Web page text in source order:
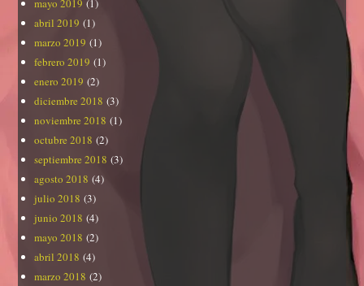
mayo 2019 (1)
abril 2019 (1)
marzo 2019 (1)
febrero 2019 (1)
enero 2019 (2)
diciembre 2018 (3)
noviembre 2018 (1)
octubre 2018 (2)
septiembre 2018 (3)
agosto 2018 (4)
julio 2018 (3)
junio 2018 (4)
mayo 2018 (2)
abril 2018 (4)
marzo 2018 (2)